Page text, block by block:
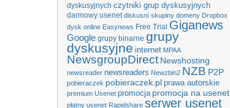
dyskusyjnych czytniki grup dyskusyjnych
darmowy usenet diskusní skupiny domeny Dropbox
dysk online Easynews Free Trial Giganews
Google grupy binarne grupy
dyskusyjne internet MPAA
NewsgroupDirect Newshosting
newsreader newsreaders Newzbin2 NZB P2P
pobieraczek pobieraczek.pl prawa autorskie
premium Usenet promocja promocja na usenet
płatny usenet Rapidshare serwer usenet